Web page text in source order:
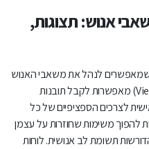
אנוש: תצוגות,
שמאפשרים לנהל את משאבי האנוש
בצורה אפקטיבית יותר. תצוגות שונות (Views) מאפשרות לקבל תובנות
לצרכים הספציפיים של כל
להפוך משימות שחוזרות על עצמן
תשומת לב אנושית. לוחות